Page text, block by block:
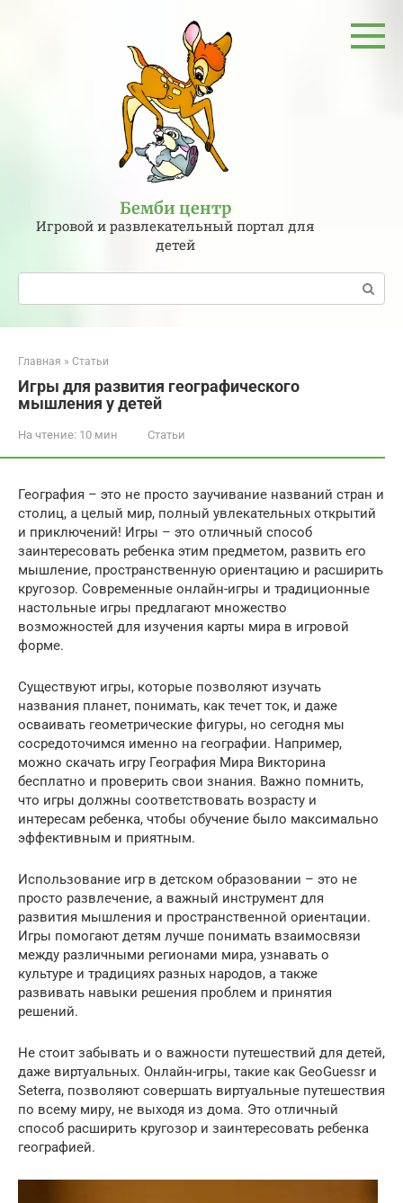
Бемби центр
Игровой и развлекательный портал для
детей
Поиск:
Главная » Статьи
Игры для развития географического
мышления у детей
На чтение: 10 мин Статьи
География – это не просто заучивание названий стран и
столиц, а целый мир, полный увлекательных открытий
и приключений! Игры – это отличный способ
заинтересовать ребенка этим предметом, развить его
мышление, пространственную ориентацию и расширить
кругозор. Современные онлайн-игры и традиционные
настольные игры предлагают множество
возможностей для изучения карты мира в игровой
форме.
Существуют игры, которые позволяют изучать
названия планет, понимать, как течет ток, и даже
осваивать геометрические фигуры, но сегодня мы
сосредоточимся именно на географии. Например,
можно скачать игру География Мира Викторина
бесплатно и проверить свои знания. Важно помнить,
что игры должны соответствовать возрасту и
интересам ребенка, чтобы обучение было максимально
эффективным и приятным.
Использование игр в детском образовании – это не
просто развлечение, а важный инструмент для
развития мышления и пространственной ориентации.
Игры помогают детям лучше понимать взаимосвязи
между различными регионами мира, узнавать о
культуре и традициях разных народов, а также
развивать навыки решения проблем и принятия
решений.
Не стоит забывать и о важности путешествий для детей,
даже виртуальных. Онлайн-игры, такие как GeoGuessr и
Seterra, позволяют совершать виртуальные путешествия
по всему миру, не выходя из дома. Это отличный
способ расширить кругозор и заинтересовать ребенка
географией.